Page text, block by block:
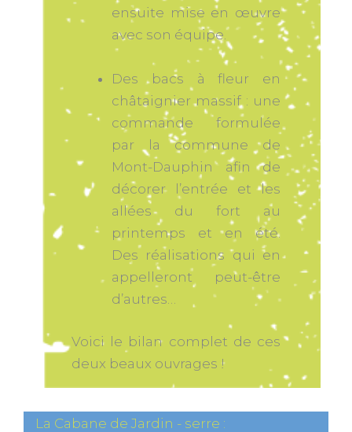
ensuite mise en œuvre
avec son équipe.
Des bacs à fleur en
châtaignier massif : une
commande formulée
par la commune de
Mont-Dauphin afin de
décorer l’entrée et les
allées du fort au
printemps et en été.
Des réalisations qui en
appelleront peut-être
d’autres…
Voici le bilan complet de ces
deux beaux ouvrages !
La Cabane de Jardin - serre :